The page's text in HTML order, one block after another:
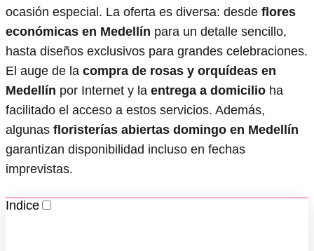
ocasión especial. La oferta es diversa: desde flores
económicas en Medellín para un detalle sencillo,
hasta diseños exclusivos para grandes celebraciones.
El auge de la compra de rosas y orquídeas en
Medellín por Internet y la entrega a domicilio ha
facilitado el acceso a estos servicios. Además,
algunas floristerías abiertas domingo en Medellín
garantizan disponibilidad incluso en fechas
imprevistas.
Indice